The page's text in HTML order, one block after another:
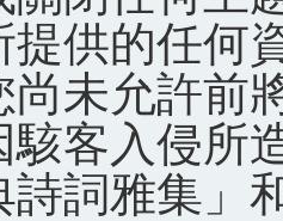
提供的任何
尚未允許前
駭客入侵所
詩詞雅集